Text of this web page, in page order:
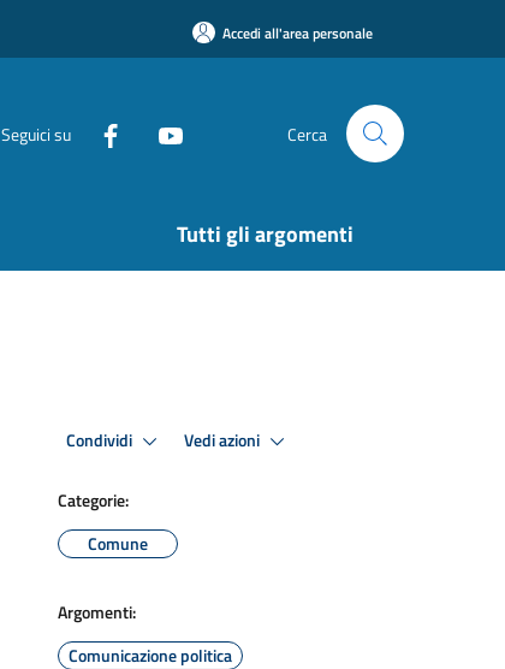
Accedi all'area personale
Seguici su Cerca
Tutti gli argomenti
Condividi Vedi azioni
Categorie:
Comune
Argomenti:
Comunicazione politica